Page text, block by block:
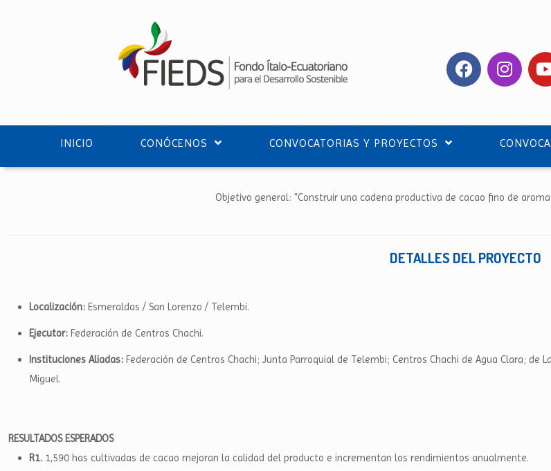
INICIO CONÓCENOS CONVOCATORIAS Y PROYECTOS
Objetivo general: "Construir una cadena productiva de cacao fino de
DETALLES DEL PROYECTO
Localización: Esmeraldas / San Lorenzo / Telembi.
Ejecutor: Federación de Centros Chachi.
Instituciones Aliadas: Federación de Centros Chachi; Junta Parroquial de Telembi; Centros Chachi de Agua Clara; de
Miguel.
RESULTADOS ESPERADOS
R1. 1,590 has cultivadas de cacao mejoran la calidad del producto e incrementan los rendimientos anualmente.